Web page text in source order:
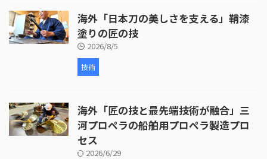
海外「日本刀の美しさを支える」鞘漆
塗りの匠の技
2026/8/5
技術
海外「匠の技と最先端技術が融合」三
河プロペラの船舶用プロペラ製造プロ
セス
2026/6/29